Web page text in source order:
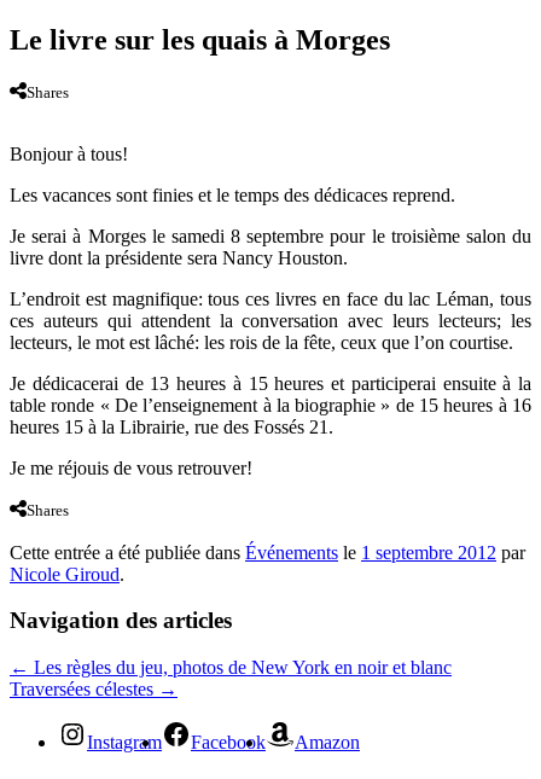
Le livre sur les quais à Morges
Shares
Bonjour à tous!
Les vacances sont finies et le temps des dédicaces reprend.
Je serai à Morges le samedi 8 septembre pour le troisième salon du
livre dont la présidente sera Nancy Houston.
L’endroit est magnifique: tous ces livres en face du lac Léman, tous
ces auteurs qui attendent la conversation avec leurs lecteurs; les
lecteurs, le mot est lâché: les rois de la fête, ceux que l’on courtise.
Je dédicacerai de 13 heures à 15 heures et participerai ensuite à la
table ronde « De l’enseignement à la biographie » de 15 heures à 16
heures 15 à la Librairie, rue des Fossés 21.
Je me réjouis de vous retrouver!
Shares
Cette entrée a été publiée dans Événements le 1 septembre 2012 par
Nicole Giroud.
Navigation des articles
← Les règles du jeu, photos de New York en noir et blanc
Traversées célestes →
Instagram Facebook Amazon